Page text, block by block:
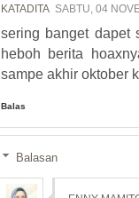
KATADITA SABTU, 04
sering banget dapet
heboh berita
sampe akhir oktober
Balas
Balasan